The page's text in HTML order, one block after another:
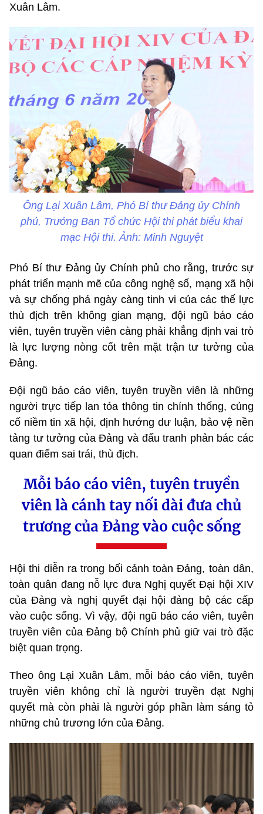
Xuân Lâm.
Ông Lại Xuân Lâm, Phó Bí thư Đảng ủy Chính
phủ, Trưởng Ban Tổ chức Hội thi phát biểu khai
mạc Hội thi. Ảnh: Minh Nguyệt
Phó Bí thư Đảng ủy Chính phủ cho rằng, trước sự
phát triển mạnh mẽ của công nghệ số, mạng xã hội
và sự chống phá ngày càng tinh vi của các thế lực
thù địch trên không gian mạng, đội ngũ báo cáo
viên, tuyên truyền viên càng phải khẳng định vai trò
là lực lượng nòng cốt trên mặt trận tư tưởng của
Đảng.
Đội ngũ báo cáo viên, tuyên truyền viên là những
người trực tiếp lan tỏa thông tin chính thống, củng
cố niềm tin xã hội, định hướng dư luận, bảo vệ nền
tảng tư tưởng của Đảng và đấu tranh phản bác các
quan điểm sai trái, thù địch.
Mỗi báo cáo viên, tuyên truyền
viên là cánh tay nối dài đưa chủ
trương của Đảng vào cuộc sống
Hội thi diễn ra trong bối cảnh toàn Đảng, toàn dân,
toàn quân đang nỗ lực đưa Nghị quyết Đại hội XIV
của Đảng và nghị quyết đại hội đảng bộ các cấp
vào cuộc sống. Vì vậy, đội ngũ báo cáo viên, tuyên
truyền viên của Đảng bộ Chính phủ giữ vai trò đặc
biệt quan trọng.
Theo ông Lại Xuân Lâm, mỗi báo cáo viên, tuyên
truyền viên không chỉ là người truyền đạt Nghị
quyết mà còn phải là người góp phần làm sáng tỏ
những chủ trương lớn của Đảng.